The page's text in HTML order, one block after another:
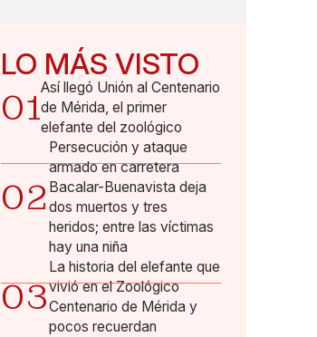
LO MÁS VISTO
01Así llegó Unión al Centenario
de Mérida, el primer
elefante del zoológico
02
Persecución y ataque
armado en carretera
Bacalar-Buenavista deja
dos muertos y tres
heridos; entre las víctimas
hay una niña
03
La historia del elefante que
vivió en el Zoológico
Centenario de Mérida y
pocos recuerdan